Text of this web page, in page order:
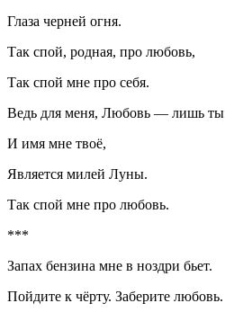
Глаза черней огня.
Так спой, родная, про любовь,
Так спой мне про себя.
Ведь для меня, Любовь — лишь ты
И имя мне твоё,
Является милей Луны.
Так спой мне про любовь.
***
Запах бензина мне в ноздри бьет.
Пойдите к чёрту. Заберите любовь.